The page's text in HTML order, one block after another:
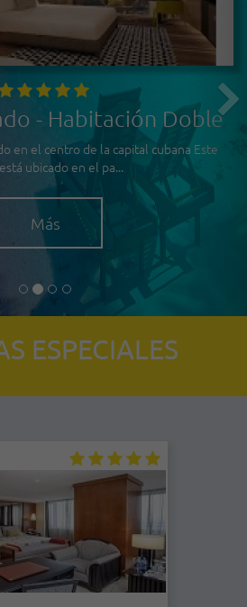
- Habitación Doble
en el centro de la capital cubana Este
ubicado en el pa...
Más
ESPECIALES